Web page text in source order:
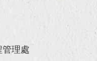
理處